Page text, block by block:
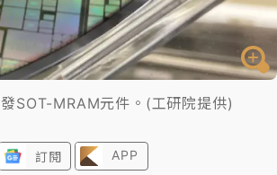
SOT-MRAM元件。(工研院提供)
訂閱 APP